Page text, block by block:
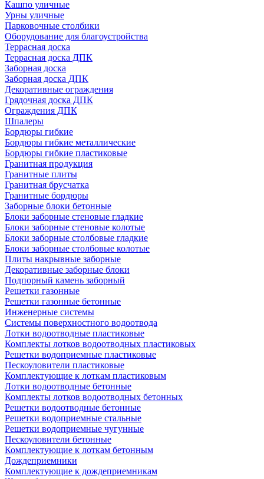
Кашпо уличные
Урны уличные
Парковочные столбики
Оборудование для благоустройства
Террасная доска
Террасная доска ДПК
Заборная доска
Заборная доска ДПК
Декоративные ограждения
Грядочная доска ДПК
Ограждения ДПК
Шпалеры
Бордюры гибкие
Бордюры гибкие металлические
Бордюры гибкие пластиковые
Гранитная продукция
Гранитные плиты
Гранитная брусчатка
Гранитные бордюры
Заборные блоки бетонные
Блоки заборные стеновые гладкие
Блоки заборные стеновые колотые
Блоки заборные столбовые гладкие
Блоки заборные столбовые колотые
Плиты накрывные заборные
Декоративные заборные блоки
Подпорный камень заборный
Решетки газонные
Решетки газонные бетонные
Инженерные системы
Системы поверхностного водоотвода
Лотки водоотводные пластиковые
Комплекты лотков водоотводных пластиковых
Решетки водоприемные пластиковые
Пескоуловители пластиковые
Комплектующие к лоткам пластиковым
Лотки водоотводные бетонные
Комплекты лотков водоотводных бетонных
Решетки водоотводные бетонные
Решетки водоприемные стальные
Решетки водоприемные чугунные
Пескоуловители бетонные
Комплектующие к лоткам бетонным
Дождеприемники
Комплектующие к дождеприемникам